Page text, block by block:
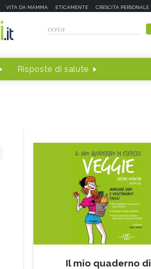
VITA DA MAMMA ETICAMENTE CRESCITA PERSONALE
Risposte di salute
Il mio quaderno di